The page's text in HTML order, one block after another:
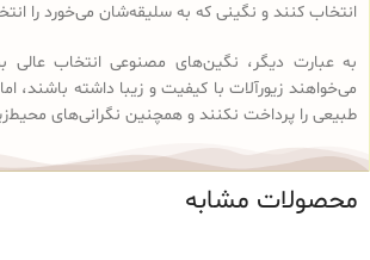
انتخاب کنند و نگینی که به سلیقه‌شان می‌خورد را
به عبارت دیگر، نگین‌های مصنوعی انتخاب عالی
می‌خواهند زیورآلات با کیفیت و زیبا داشته باشند،
طبیعی را پرداخت نکنند و همچنین نگرانی‌های
محصولات مشابه